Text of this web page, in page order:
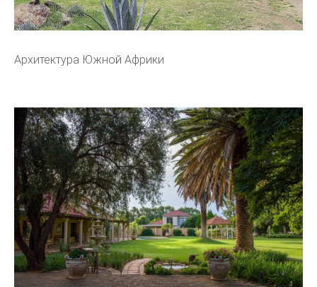
Архитектура Южной Африки